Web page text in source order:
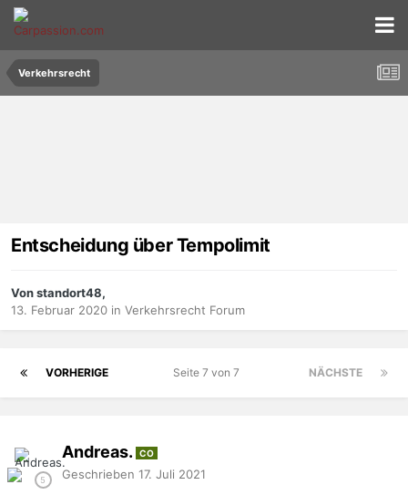
Verkehrsrecht
Entscheidung über Tempolimit
Von standort48,
13. Februar 2020 in Verkehrsrecht Forum
VORHERIGE NÄCHSTE
Seite 7 von 7
Andreas. CO
Geschrieben 17. Juli 2021